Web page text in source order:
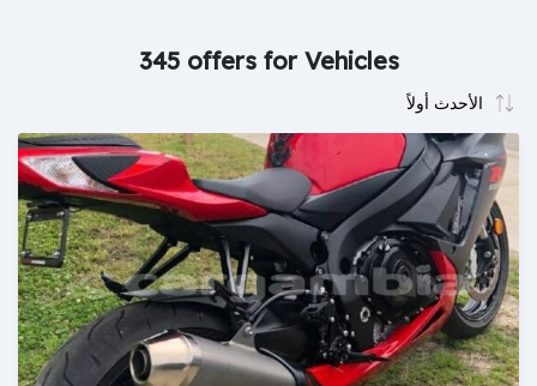
345 offers for Vehicles